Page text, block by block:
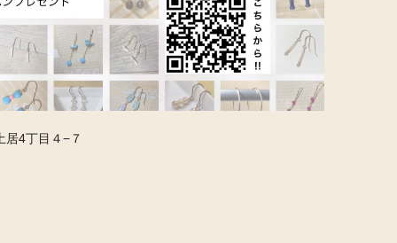
居4丁目４−７